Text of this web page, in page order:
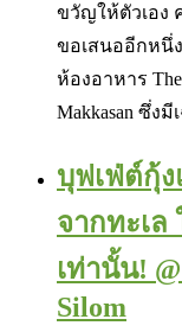
ขวัญให้ตัวเอง
ขอเสนออีกหนึ่
ห้องอาหาร The
Makkasan ซึ่ง
บุฟเฟ่ต์กุ้
จากทะเล
เท่านั้น!
Silom